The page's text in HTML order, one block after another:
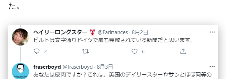
た。